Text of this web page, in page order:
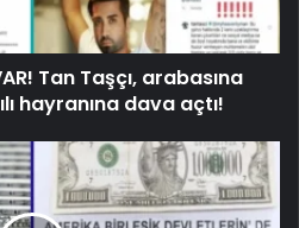
Tan Taşçı, arabasına
hayranına dava açtı!